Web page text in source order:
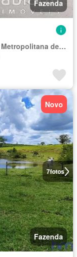
Fazenda
Região Imediata de São Paulo, Região Metropolitana de São Paulo
7fotos
Novo
Fazenda